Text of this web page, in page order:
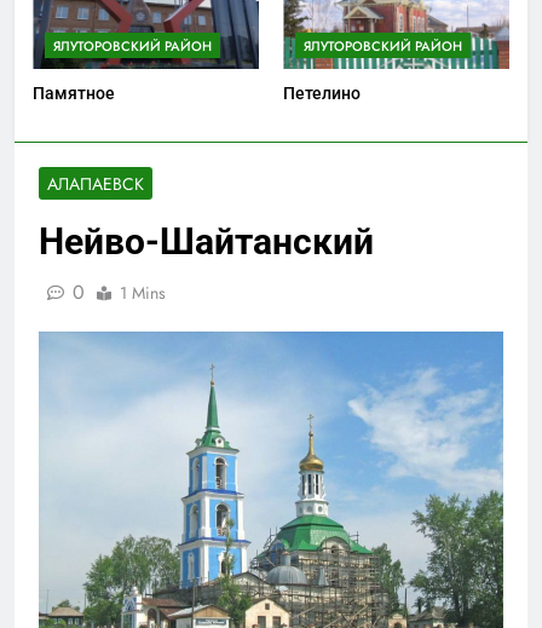
АЛАПАЕВСК
Нейво-Шайтанский
0 1 Mins
ЯЛУТОРОВСКИЙ РАЙОН
Памятное
ЯЛУТОРОВСКИЙ РАЙОН
Петелино